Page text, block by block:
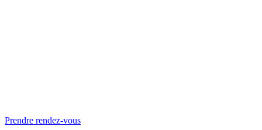
Prendre rendez-vous